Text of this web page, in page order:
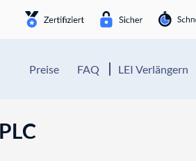
Preise FAQ LEI Verlängern